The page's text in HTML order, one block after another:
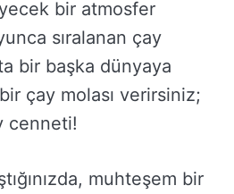
bir atmosfer
sıralanan çay
bir başka dünyaya
çay molası verirsiniz;
cenneti!
muhteşem bir